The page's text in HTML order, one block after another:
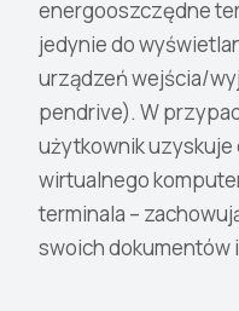
energooszczędne
jedynie do
urządzeń wejścia/
pendrive). W
użytkownik uzyskuje
wirtualnego
terminala –
swoich dokumentów